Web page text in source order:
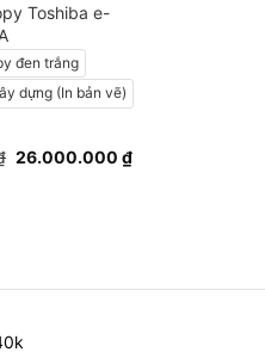
Toshiba e-
đen trắng
dựng (In bản vẽ)
Giá
gốc
26.000.000₫Giá